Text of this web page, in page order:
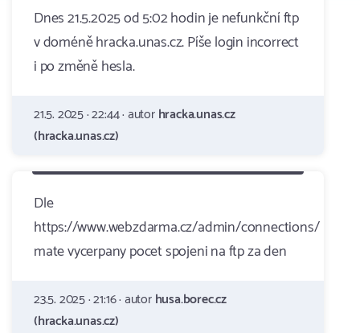
Dnes 21.5.2025 od 5:02 hodin je nefunkční ftp
v doméně hracka.unas.cz. Píše login incorrect
i po změně hesla.
21.5. 2025 · 22:44 · autorhracka.unas.cz
(hracka.unas.cz)
Dle
https://www.webzdarma.cz/admin/connections/
mate vycerpany pocet spojeni na ftp za den
23.5. 2025 · 21:16 · autorhusa.borec.cz
(hracka.unas.cz)